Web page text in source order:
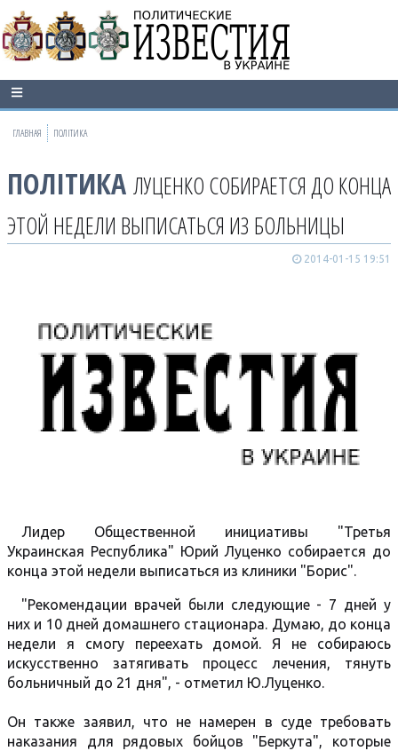
ГЛАВНАЯ ПОЛІТИКА
ПОЛІТИКА ЛУЦЕНКО СОБИРАЕТСЯ ДО КОНЦА
ЭТОЙ НЕДЕЛИ ВЫПИСАТЬСЯ ИЗ БОЛЬНИЦЫ
2014-01-15 19:51
Лидер Общественной инициативы "Третья
Украинская Республика" Юрий Луценко собирается до
конца этой недели выписаться из клиники "Борис".
"Рекомендации врачей были следующие - 7 дней у
них и 10 дней домашнего стационара. Думаю, до конца
недели я смогу переехать домой. Я не собираюсь
искусственно затягивать процесс лечения, тянуть
больничный до 21 дня", - отметил Ю.Луценко.
Он также заявил, что не намерен в суде требовать
наказания для рядовых бойцов "Беркута", которые